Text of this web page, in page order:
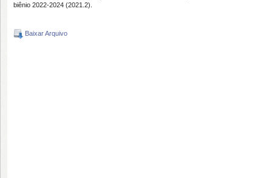
biênio 2022-2024 (2021.2)
Baixar Arquivo